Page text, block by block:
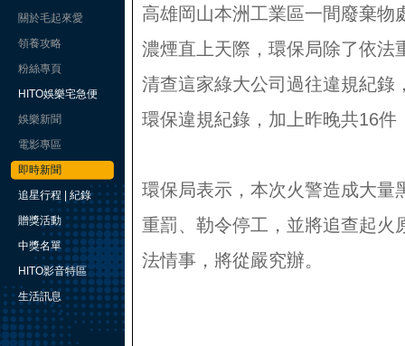
關於毛起來愛
領養攻略
粉絲專頁
HITO娛樂宅急便
娛樂新聞
電影專區
即時新聞
追星行程 | 紀錄
贈獎活動
中獎名單
HITO影音特區
生活訊息
高雄岡山本洲工業區一間廢棄物
濃煙直上天際，環保局除了依法
清查這家綠大公司過往違規紀錄
環保違規紀錄，加上昨晚共16
環保局表示，本次火警造成大量
重罰、勒令停工，並將追查起火
法情事，將從嚴究辦。